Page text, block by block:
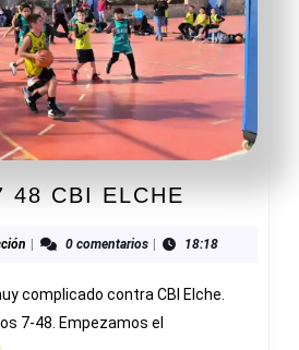
48 CBI ELCHE
7
CBI
Redacción0 comentarios 18:18
complicado contra CBI Elche.
7-48. Empezamos el